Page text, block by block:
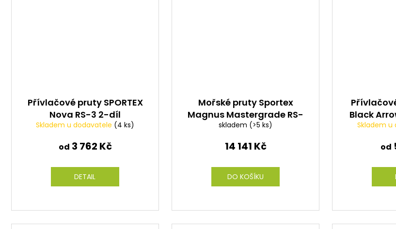
Přívlačové pruty SPORTEX
Nova RS-3 2-díl
Skladem u dodavatele (4 ks)
od 3 762 Kč
DETAIL
Mořské pruty Sportex
Magnus Mastergrade RS-
2 Travel 300cm/240cm /
skladem (>5 ks)
14 141 Kč
DO KOŠÍKU
Black
Skladem u
od